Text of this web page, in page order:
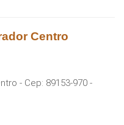
Centro
- Cep: 89153-970 -